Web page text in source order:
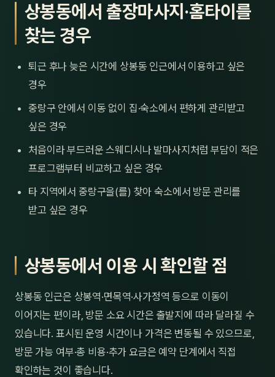
상봉동에서 출장마사지·홈타이를
찾는 경우
퇴근 후나 늦은 시간에 상봉동 인근에서 이용하고 싶은
경우
중랑구 안에서 이동 없이 집·숙소에서 편하게 관리받고
싶은 경우
처음이라 부드러운 스웨디시나 발마사지처럼 부담이 적은
프로그램부터 비교하고 싶은 경우
타 지역에서 중랑구을(를) 찾아 숙소에서 방문 관리를
받고 싶은 경우
상봉동에서 이용 시 확인할 점
상봉동 인근은 상봉역·면목역·사가정역 등으로 이동이
이어지는 편이라, 방문 소요 시간은 출발지에 따라 달라질 수
있습니다. 표시된 운영 시간이나 가격은 변동될 수 있으므로,
방문 가능 여부·총 비용·추가 요금은 예약 단계에서 직접
확인하는 것이 좋습니다.